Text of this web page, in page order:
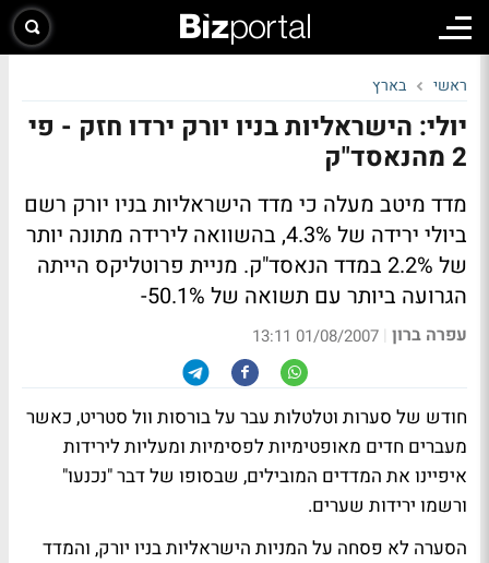
ראשי בארץ
יולי: הישראליות בניו יורק ירדו חזק - פי
2 מהנאסד"ק
מדד מיטב מעלה כי מדד הישראליות בניו יורק רשם
ביולי ירידה של 4.3%, בהשוואה לירידה מתונה יותר
של 2.2% במדד הנאסד"ק. מניית פרוטליקס הייתה
הגרועה ביותר עם תשואה של 50.1%-
עפרה ברון |
01/08/2007 13:11
חודש של סערות וטלטלות עבר על בורסות וול סטריט, כאשר
מעברים חדים מאופטימיות לפסימיות ומעליות לירידות
איפיינו את המדדים המובילים, שבסופו של דבר "נכנעו"
ורשמו ירידות שערים.
הסערה לא פסחה על המניות הישראליות בניו יורק, והמדד